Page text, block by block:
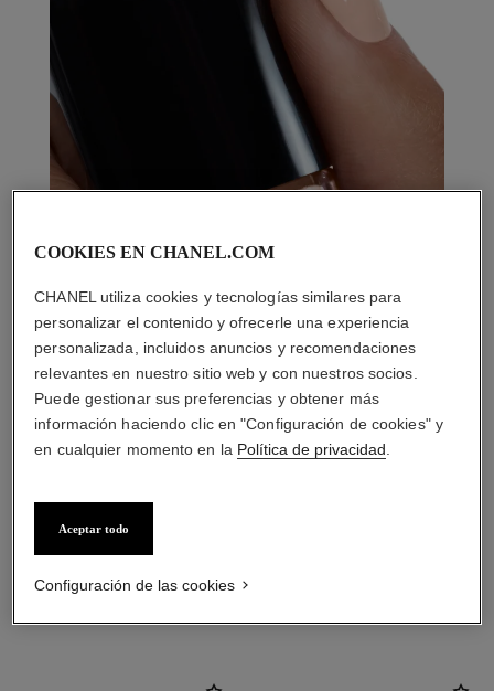
COOKIES EN CHANEL.COM
CHANEL utiliza cookies y tecnologías similares para
personalizar el contenido y ofrecerle una experiencia
personalizada, incluidos anuncios y recomendaciones
relevantes en nuestro sitio web y con nuestros socios.
Puede gestionar sus preferencias y obtener más
información haciendo clic en "Configuración de cookies" y
en cualquier momento en la Política de privacidad
Aceptar todo
Configuración de las cookies